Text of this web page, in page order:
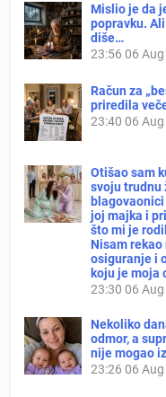
Mislio je da
popravku.
diše…
23:56 06
Račun za
priredila
23:40 06
Otišao sam
svoju trudnu
joj majka i
što mi je
Nisam
osiguranje i
koju je moja
23:30 06
Nekoliko
odmor, a
nije mogao
23:26 06